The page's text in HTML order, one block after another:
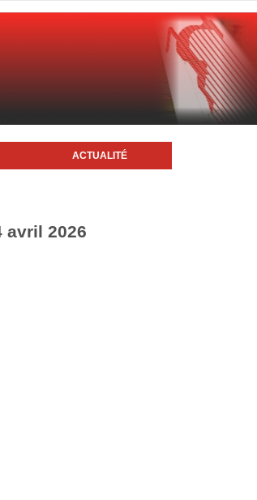
ACTUALITÉ
avril 2026